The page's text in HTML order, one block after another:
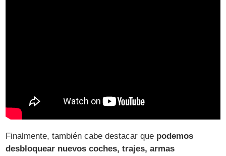
Finalmente, también cabe destacar que podemos
desbloquear nuevos coches, trajes, armas